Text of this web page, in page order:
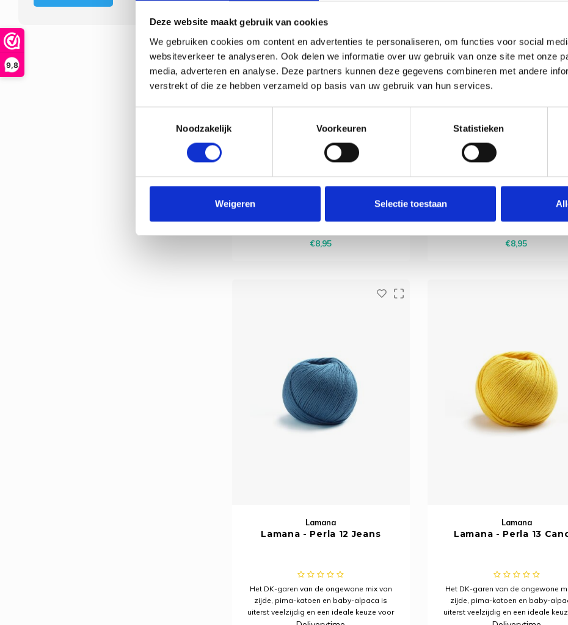
Deze website maakt gebruik van cookies
We gebruiken cookies om content en advertenties te personaliseren, om functies voor social
websiteverkeer te analyseren. Ook delen we informatie over uw gebruik van onze site met onze
media, adverteren en analyse. Deze partners kunnen deze gegevens combineren met andere
verstrekt of die ze hebben verzameld op basis van uw gebruik van hun services.
Noodzakelijk
Voorkeuren Statistieken
Weigeren Selectie toestaan
9,8
Lamana
Lamana - Perla 08 Curry
Het DK-garen van de ongewone mix van
zijde, pima-katoen en baby-alpaca is
een geweldige grip en een nobele
uitstraling met een lichte glans.
€8,95
Lamana
Lamana - Perla 10
Het DK-garen van de ongewone
zijde, pima-katoen en baby-
een geweldige grip en een
uitstraling met een lichte glans.
€8,95
Lamana
Lamana - Perla 12 Jeans
Het DK-garen van de ongewone mix van
zijde, pima-katoen en baby-alpaca is
uiterst veelzijdig en een ideale keuze voor
Lamana
Lamana - Perla 13
Het DK-garen van de ongewone
zijde, pima-katoen en baby-
uiterst veelzijdig en een ideale